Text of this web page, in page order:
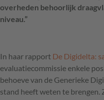
overheden behoorlijk
niveau.”
In haar rapport De Digidelta:
evaluatiecommissie enkele
behoeve van de Generieke
stand heeft weten te brengen.